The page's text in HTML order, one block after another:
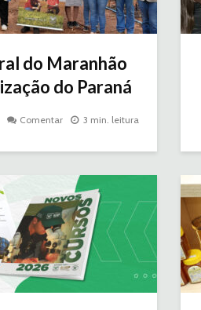
do Maranhão
do Paraná
Comentar 3 min. leitura